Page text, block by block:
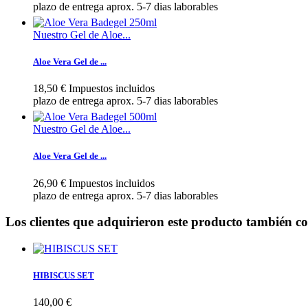
plazo de entrega aprox. 5-7 dias laborables
Nuestro Gel de Aloe...
Aloe Vera Gel de ...
18,50 € Impuestos incluidos
plazo de entrega aprox. 5-7 dias laborables
Nuestro Gel de Aloe...
Aloe Vera Gel de ...
26,90 € Impuestos incluidos
plazo de entrega aprox. 5-7 dias laborables
Los clientes que adquirieron este producto también
HIBISCUS SET
140,00 €